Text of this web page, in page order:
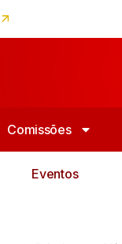
Comissões
Eventos